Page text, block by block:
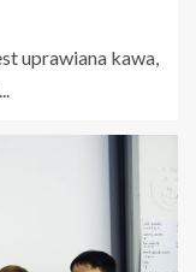
uprawiana kawa,